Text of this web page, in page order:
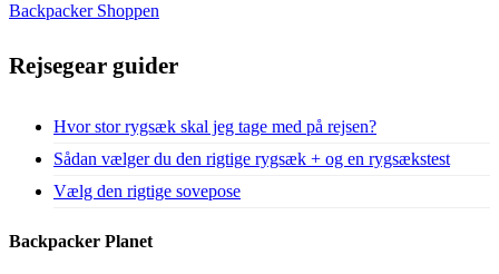
Backpacker Shoppen
Rejsegear guider
Hvor stor rygsæk skal jeg tage med på rejsen?
Sådan vælger du den rigtige rygsæk + og en rygsækstest
Vælg den rigtige sovepose
Backpacker Planet